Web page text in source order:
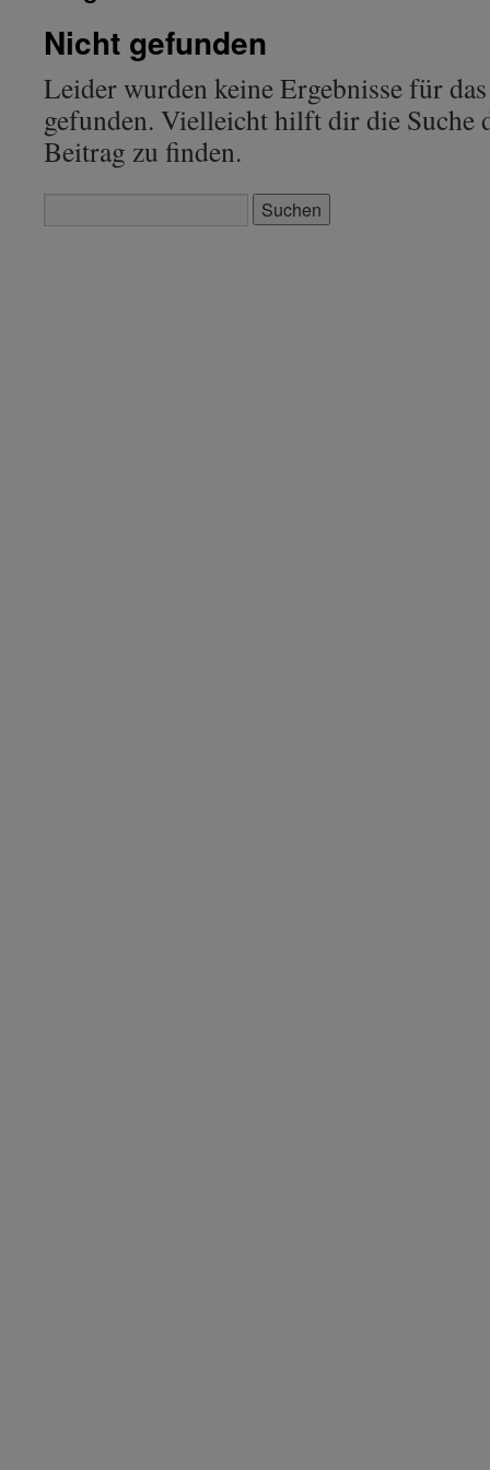
Nicht gefunden
Leider wurden keine Ergebnisse für
gefunden. Vielleicht hilft dir die Suche
Beitrag zu finden.
nach: